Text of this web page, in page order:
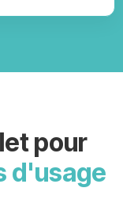
pour
d'usage